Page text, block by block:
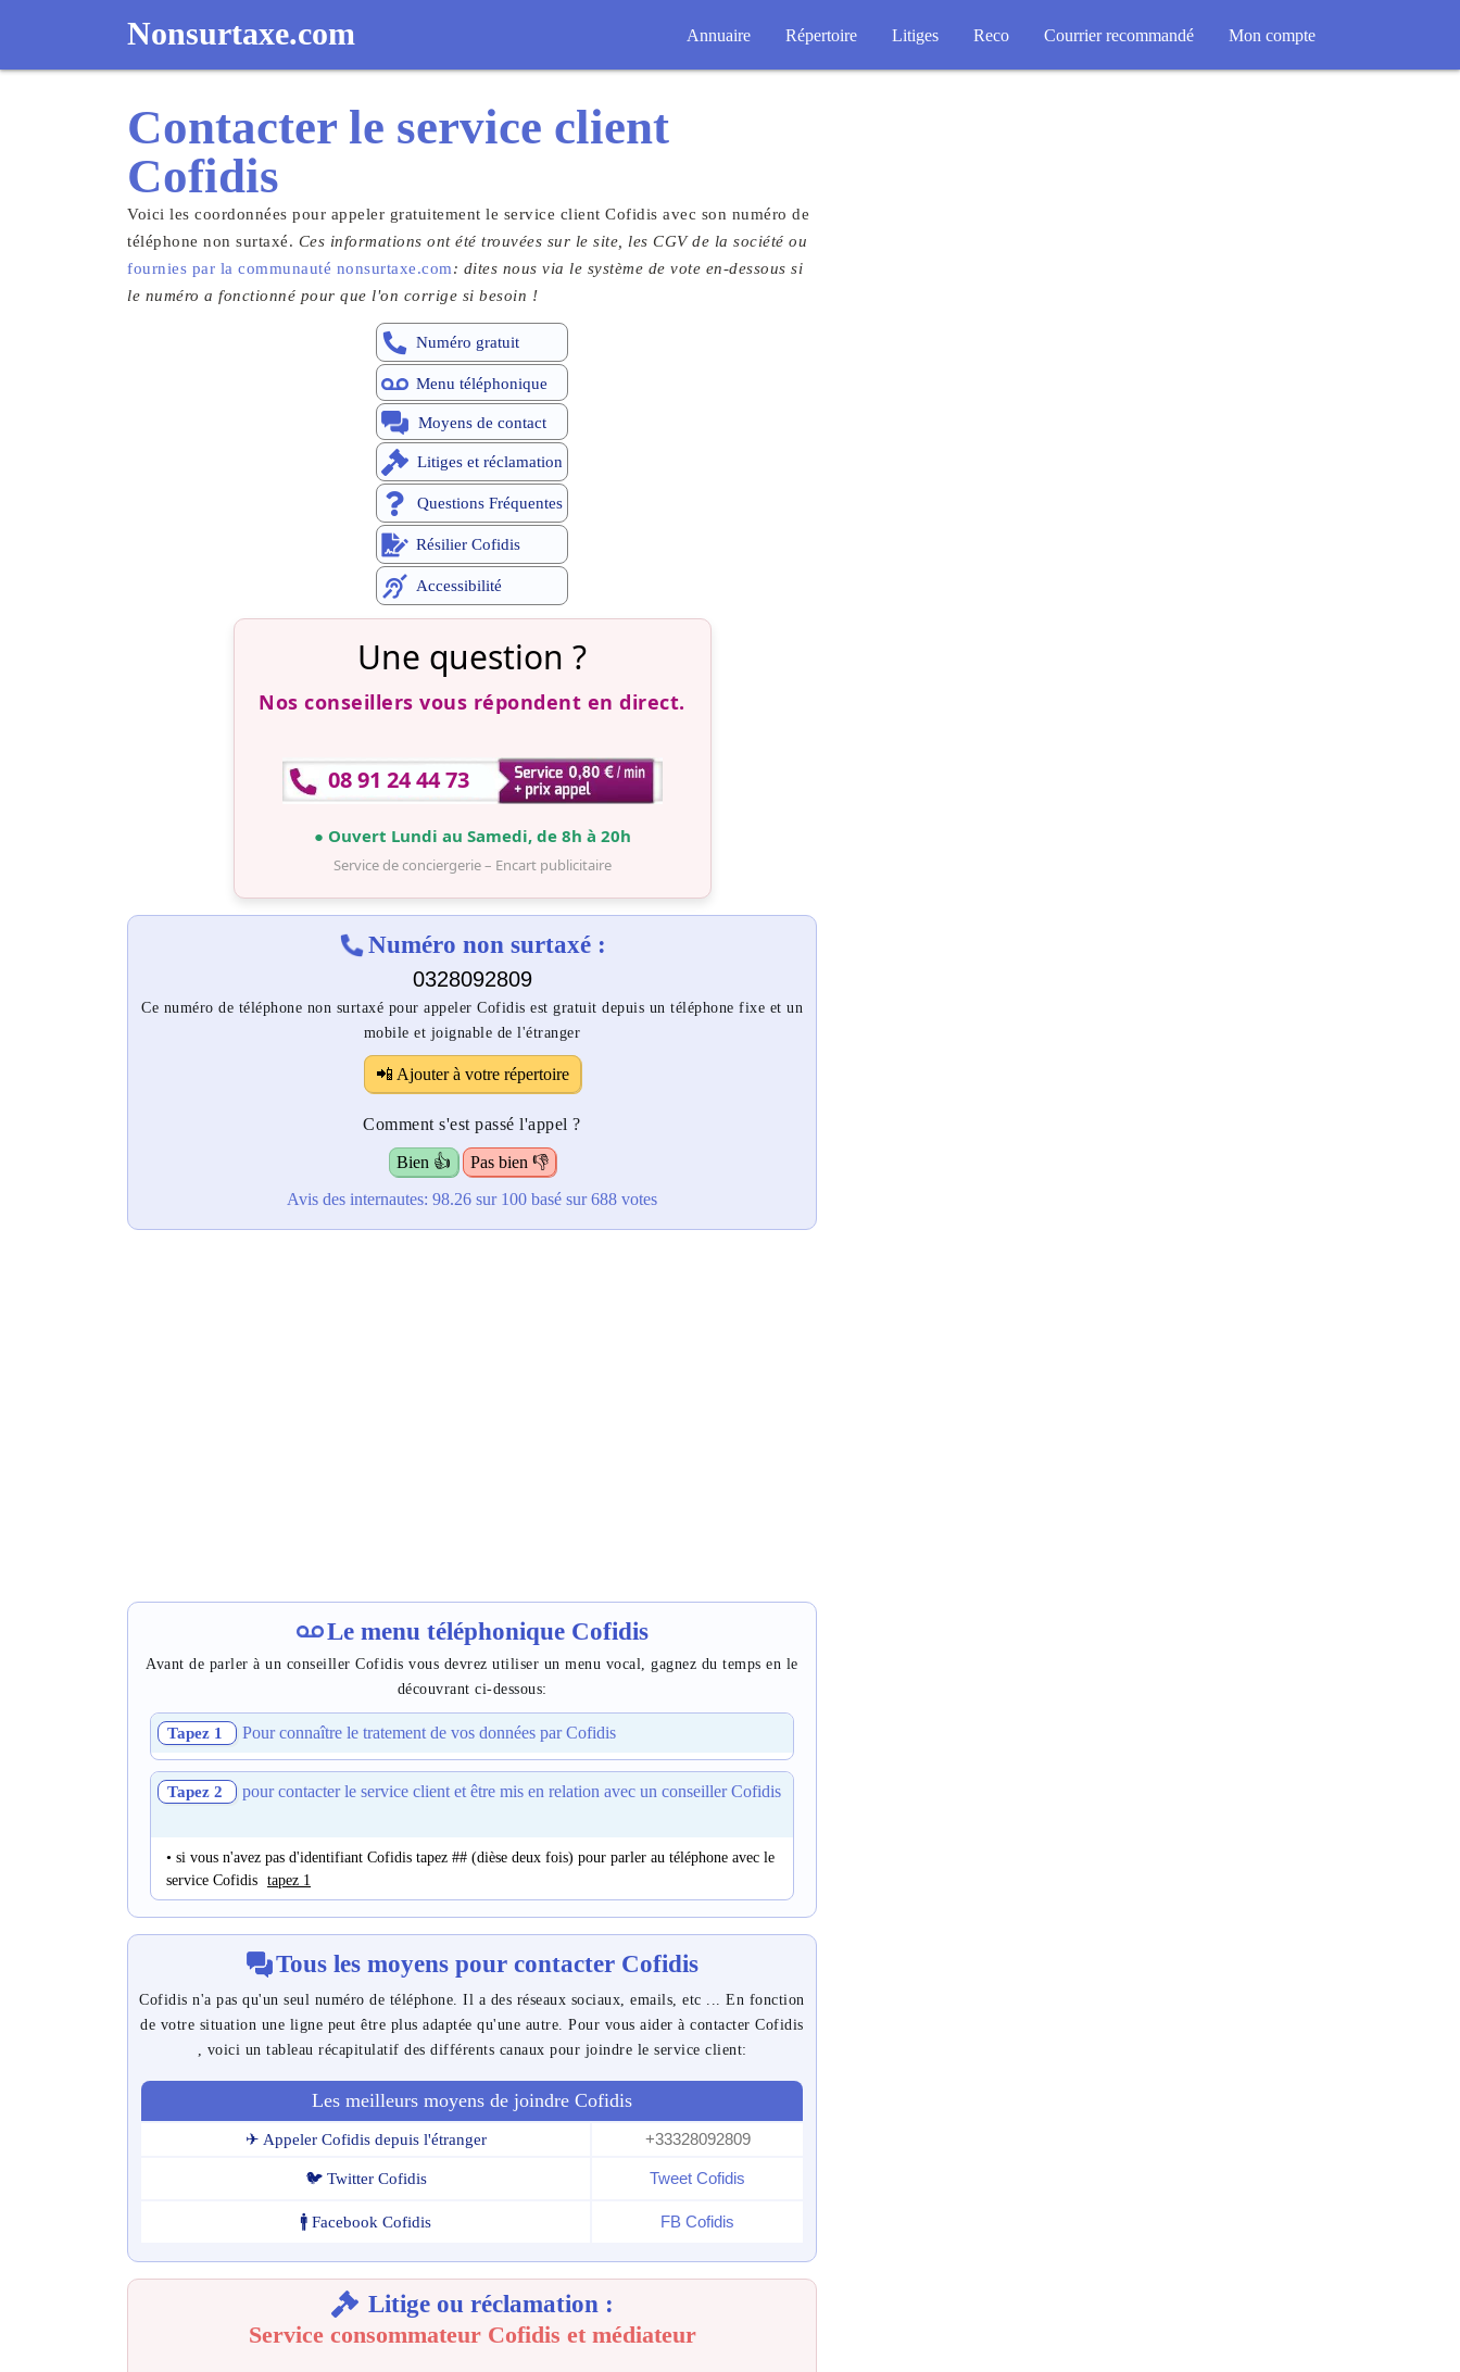
Nonsurtaxe.com Annuaire Répertoire Litiges Reco Courrier recommandé Mon compte
Contacter le service client
Cofidis
Voici les coordonnées pour appeler gratuitement le service client Cofidis avec son numéro de
téléphone non surtaxé. Ces informations ont été trouvées sur le site, les CGV de la société ou
fournies par la communauté nonsurtaxe.com: dites nous via le système de vote en-dessous si
le numéro a fonctionné pour que l'on corrige si besoin !
Numéro gratuit
Menu téléphonique
Moyens de contact
Litiges et réclamation
Questions Fréquentes
Résilier Cofidis
Accessibilité
Une question ?
Nos conseillers vous répondent en direct.
08 91 24 44 73
● Ouvert Lundi au Samedi, de 8h à 20h
Service de conciergerie – Encart publicitaire
Numéro non surtaxé :
0328092809
Ce numéro de téléphone non surtaxé pour appeler Cofidis est gratuit depuis un téléphone fixe et un
mobile et joignable de l'étranger
📲 Ajouter à votre répertoire
Comment s'est passé l'appel ?
Bien 👍
Pas bien 👎
Avis des internautes: 98.26 sur 100 basé sur688 votes
Le menu téléphonique Cofidis
Avant de parler à un conseiller Cofidis vous devrez utiliser un menu vocal, gagnez du temps en le
découvrant ci-dessous:
Tapez 1 Pour connaître le tratement de vos données par Cofidis
Tapez 2 pour contacter le service client et être mis en relation avec un conseiller Cofidis
• si vous n'avez pas d'identifiant Cofidis tapez ## (dièse deux fois) pour parler au téléphone avec le
service Cofidis tapez 1
Tous les moyens pour contacter Cofidis
Cofidis n'a pas qu'un seul numéro de téléphone. Il a des réseaux sociaux, emails, etc ... En fonction
de votre situation une ligne peut être plus adaptée qu'une autre. Pour vous aider à contacter Cofidis
, voici un tableau récapitulatif des différents canaux pour joindre le service client:
Les meilleurs moyens de joindre Cofidis
✈ Appeler Cofidis depuis l'étranger +33328092809
🐦 Twitter Cofidis Tweet Cofidis
🚹 Facebook Cofidis FB Cofidis
Litige ou réclamation :
Service consommateur Cofidis et médiateur